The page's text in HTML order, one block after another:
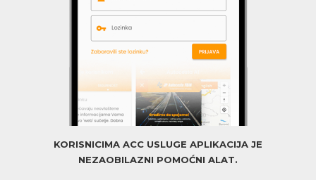
KORISNICIMA ACC USLUGE APLIKACIJA JE
NEZAOBILAZNI POMOĆNI ALAT.